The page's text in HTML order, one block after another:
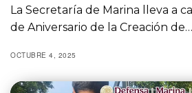
La Secretaría de Marina lleva a
de Aniversario de la Creación de…
OCTUBRE 4, 2025